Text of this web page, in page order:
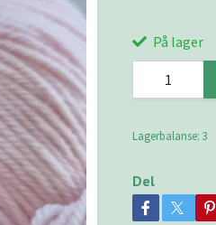
På lager
Lagerbalanse: 3
Del